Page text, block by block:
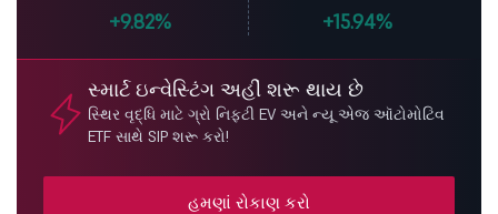
+9.82% +15.94%
સ્માર્ટ ઇન્વેસ્ટિંગ અહીં શરૂ થાય છે
સ્થિર વૃદ્ધિ માટે ગ્રો નિફ્ટી EV અને ન્યૂ એજ ઑટોમોટિવ
ETF સાથે SIP શરૂ કરો!
હમણાં રોકાણ કરો